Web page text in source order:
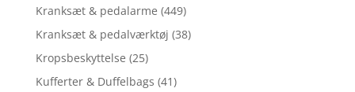
Kranksæt & pedalarme (449)
Kranksæt & pedalværktøj (38)
Kropsbeskyttelse (25)
Kufferter & Duffelbags (41)